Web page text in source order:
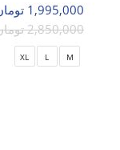
1,995,000 تومان
2,850,000 تومان
M
L
XL